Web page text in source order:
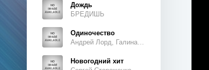
Дождь
БРЕДИШЬ
Одиночество
Новогодний хит